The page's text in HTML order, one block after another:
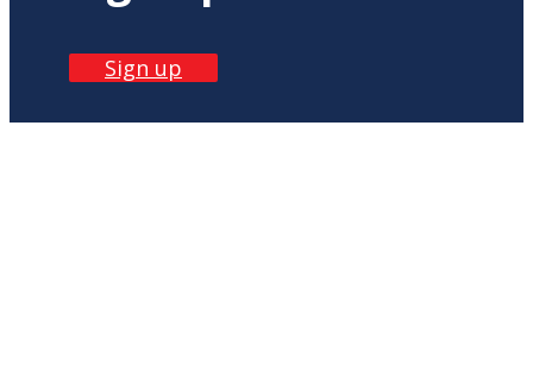
Sign up